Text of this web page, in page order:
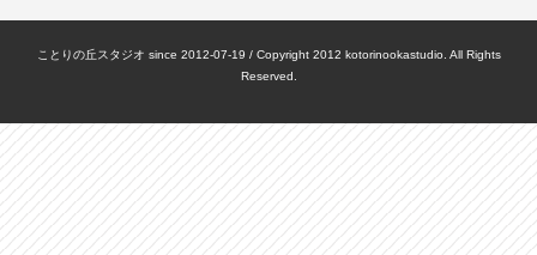
ことりの丘スタジオ since 2012-07-19 / Copyright 2012 kotorinookastudio. All Rights
Reserved.